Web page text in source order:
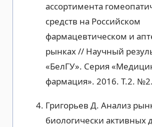
ассортимента
средств на Российском
фармацевтическом и
рынках // Научный
«БелГУ». Серия
фармация». 2016. Т.2.
Григорьев Д. Анализ
биологически активных